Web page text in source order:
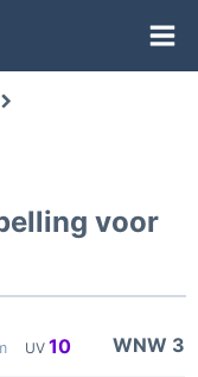
voor
UV 10 WNW 3